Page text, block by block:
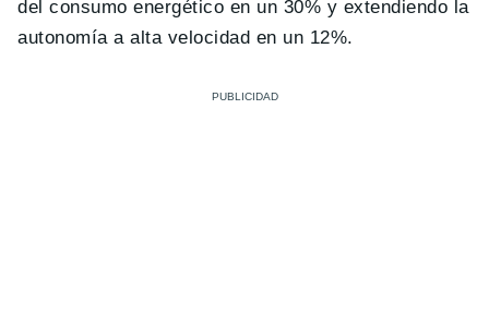
del consumo energético en un 30% y extendiendo la
autonomía a alta velocidad en un 12%.